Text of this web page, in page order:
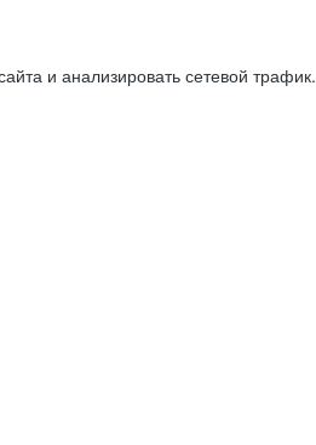
и анализировать сетевой трафик.